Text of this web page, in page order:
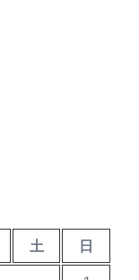
土
日